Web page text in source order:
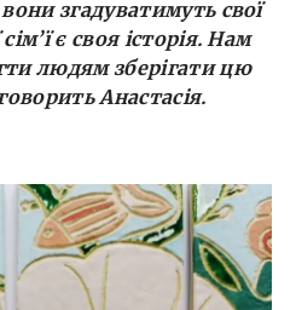
згадуватимуть свої
є своя історія. Нам
людям зберігати цю
Анастасія.